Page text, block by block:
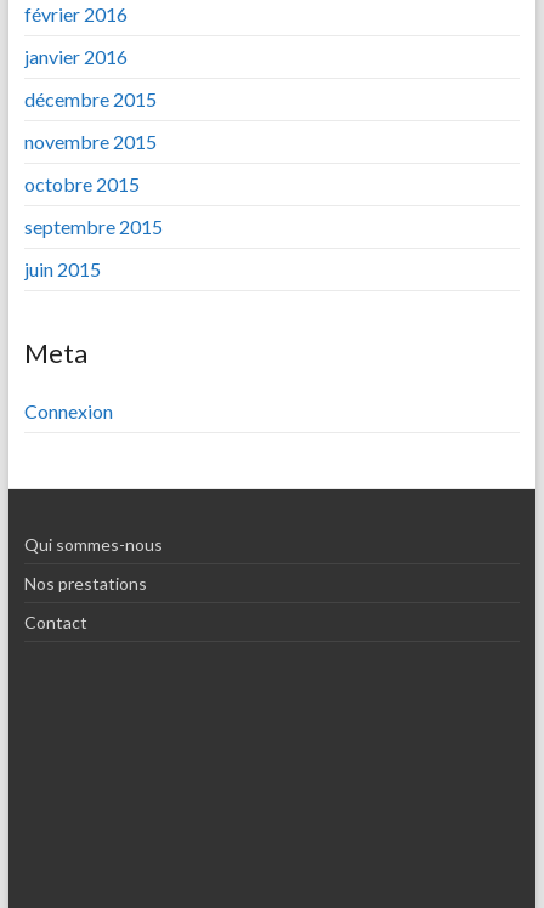
février 2016
janvier 2016
décembre 2015
novembre 2015
octobre 2015
septembre 2015
juin 2015
Meta
Connexion
Qui sommes-nous
Nos prestations
Contact